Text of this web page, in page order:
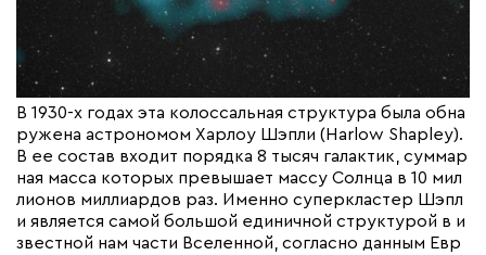
В 1930-х годах эта колоссальная структура была обна
ружена астрономом Харлоу Шэпли (Harlow Shapley).
В ее состав входит порядка 8 тысяч галактик, суммар
ная масса которых превышает массу Солнца в 10 мил
лионов миллиардов раз. Именно суперкластер Шэпл
и является самой большой единичной структурой в и
звестной нам части Вселенной, согласно данным Евр